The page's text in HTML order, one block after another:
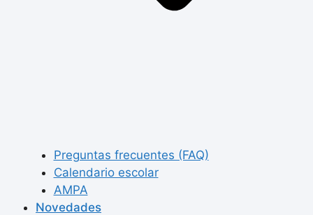
Preguntas frecuentes (FAQ)
Calendario escolar
AMPA
Novedades